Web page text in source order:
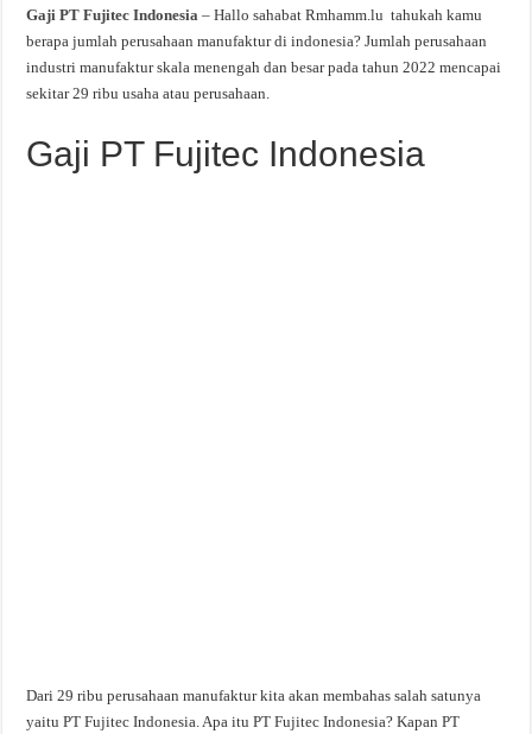
Gaji PT Fujitec Indonesia – Hallo sahabat Rmhamm.lu tahukah kamu
berapa jumlah perusahaan manufaktur di indonesia? Jumlah perusahaan
industri manufaktur skala menengah dan besar pada tahun 2022 mencapai
sekitar 29 ribu usaha atau perusahaan.
Gaji PT Fujitec Indonesia
Dari 29 ribu perusahaan manufaktur kita akan membahas salah satunya
yaitu PT Fujitec Indonesia. Apa itu PT Fujitec Indonesia? Kapan PT